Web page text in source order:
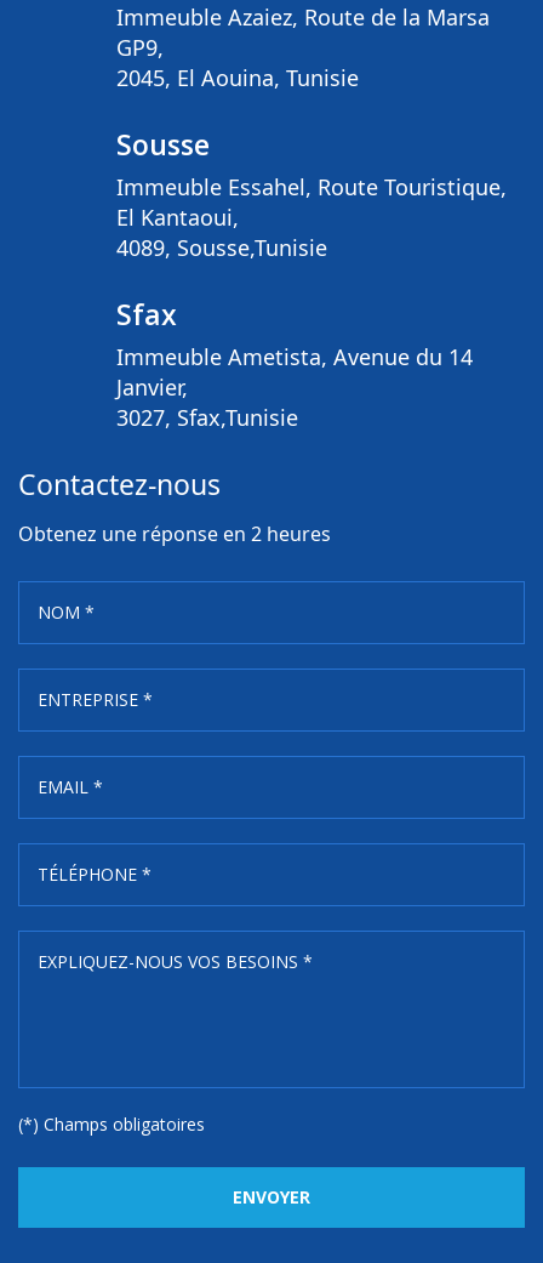
Immeuble Azaiez, Route de la Marsa
GP9,
2045, El Aouina, Tunisie
Sousse
Immeuble Essahel, Route Touristique,
El Kantaoui,
4089, Sousse,Tunisie
Sfax
Immeuble Ametista, Avenue du 14
Janvier,
3027, Sfax,Tunisie
Contactez-nous
Obtenez une réponse en 2 heures
(*) Champs obligatoires
ENVOYER